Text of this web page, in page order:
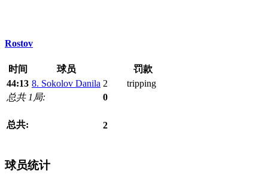
Rostov
时间 球员
罚款
44:13 8. Sokolov Danila 2
tripping
总共 1局:
0
总共: 2
球员统计